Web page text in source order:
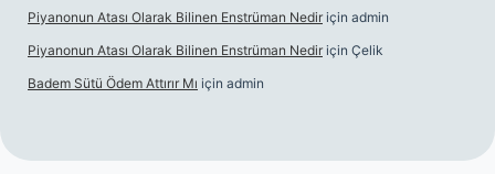
Piyanonun Atası Olarak Bilinen Enstrüman Nedir için admin
Piyanonun Atası Olarak Bilinen Enstrüman Nedir için Çelik
Badem Sütü Ödem Attırır Mı için admin